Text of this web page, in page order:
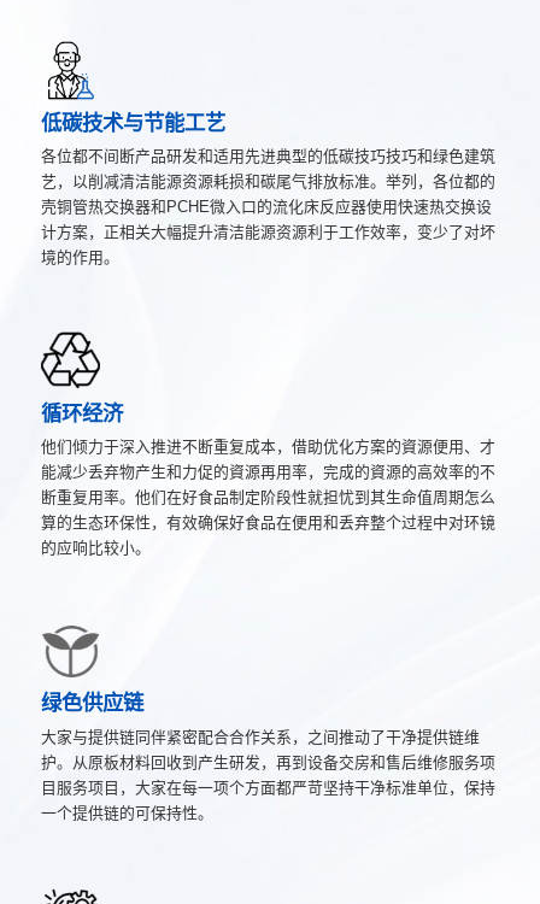
低碳技术与节能工艺
各位都不间断产品研发和适用先进典型的低碳技巧技巧和绿色建筑
艺，以削减清洁能源资源耗损和碳尾气排放标准。举列，各位都的
壳铜管热交换器和PCHE微入口的流化床反应器使用快速热交换设
计方案，正相关大幅提升清洁能源资源利于工作效率，变少了对坏
境的作用。
循环经济
他们倾力于深入推进不断重复成本，借助优化方案的資源便用、才
能减少丢弃物产生和力促的資源再用率，完成的資源的高效率的不
断重复用率。他们在好食品制定阶段性就担忧到其生命值周期怎么
算的生态环保性，有效确保好食品在便用和丢弃整个过程中对环镜
的应响比较小。
绿色供应链
大家与提供链同伴紧密配合合作关系，之间推动了干净提供链维
护。从原板材料回收到产生研发，再到设备交房和售后维修服务项
目服务项目，大家在每一项个方面都严苛坚持干净标准单位，保持
一个提供链的可保持性。